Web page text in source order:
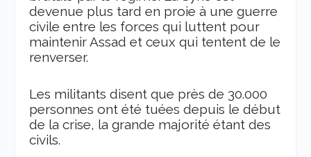
devenue plus tard en proie à une guerre
civile entre les forces qui luttent pour
maintenirAssad et ceux qui tentent de le
renverser.
Les militants disent que près de 30.000
personnes ont été tuées depuis le début
de la crise, la grande majoritéétantdes
civils.